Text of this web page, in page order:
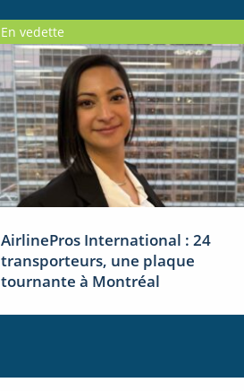
En vedette
AirlinePros International : 24
transporteurs, une plaque
tournante à Montréal